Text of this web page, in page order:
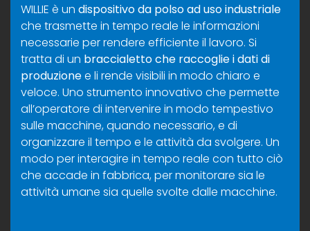
WILLIE è un dispositivo da polso ad uso industriale
che trasmette in tempo reale le informazioni
necessarie per rendere efficiente il lavoro. Si
tratta di un braccialetto che raccoglie i dati di
produzionee li rende visibili in modo chiaro e
veloce. Uno strumento innovativo che permette
all’operatore di intervenire in modo tempestivo
sulle macchine, quando necessario, e di
organizzare il tempo e le attività da svolgere. Un
modo per interagire in tempo reale con tutto ciò
che accade in fabbrica, per monitorare sia le
attività umane sia quelle svolte dalle macchine.